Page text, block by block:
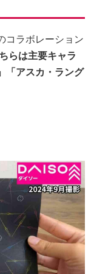
コラボレーション
らは主要キャラ
「アスカ・ラング